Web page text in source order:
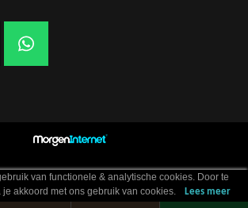
van functionele & analytische cookies. Door te
je akkoord met ons gebruik van cookies.
Lees meer